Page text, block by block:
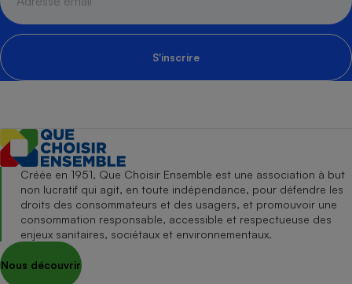
S'inscrire
Créée en 1951, Que Choisir Ensemble est une association à but
non lucratif qui agit, en toute indépendance, pour défendre les
droits des consommateurs et des usagers, et promouvoir une
consommation responsable, accessible et respectueuse des
enjeux sanitaires, sociétaux et environnementaux.
Nous découvrir